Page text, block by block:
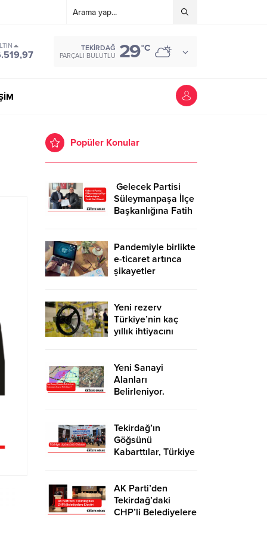
TEKIRDAĞ
PARÇALI BULUTLU 29°C
Popüler Konular
Gelecek Partisi
Süleymanpaşa İlçe
Başkanlığına Fatih
Pandemiyle birlikte
e-ticaret artınca
şikayetler
Yeni rezerv
Türkiye’nin kaç
yıllık ihtiyacını
Yeni Sanayi
Alanları
Belirleniyor.
Tekirdağ’ın
Göğsünü
Kabarttılar, Türkiye
AK Parti’den
Tekirdağ’daki
CHP’li Belediyelere